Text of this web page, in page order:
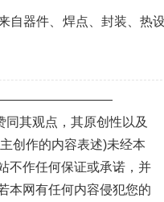
自器件、焊点、封装、热
其观点，其原创性以及
创作的内容表述)未经本
不作任何保证或承诺，并
本网有任何内容侵犯您的